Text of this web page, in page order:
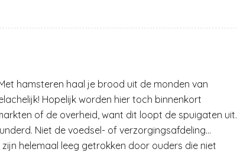
hamsteren haal je brood uit de monden van
Hopelijk worden hier toch binnenkort
of de overheid, want dit loopt de spuigaten uit.
Niet de voedsel- of verzorgingsafdeling…
helemaal leeg getrokken door ouders die niet